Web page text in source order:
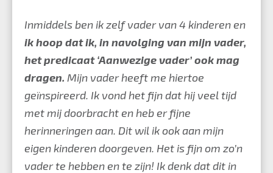
Inmiddels ben ik zelf vader van 4 kinderen en
ik hoop dat ik, in navolging van mijn vader,
het predicaat ‘Aanwezige vader’ ook mag
dragen. Mijn vader heeft me hiertoe
geïnspireerd. Ik vond het fijn dat hij veel tijd
met mij doorbracht en heb er fijne
herinneringen aan. Dit wil ik ook aan mijn
eigen kinderen doorgeven. Het is fijn om zo’n
vader te hebben en te zijn! Ik denk dat dit in